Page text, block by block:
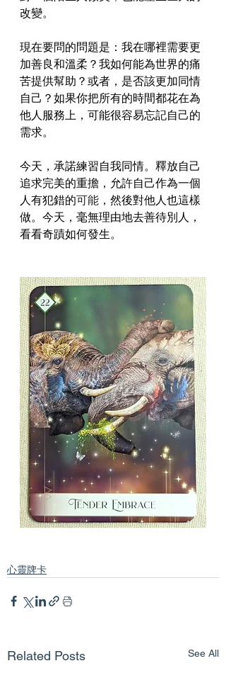
改變。
現在要問的問題是：我在哪裡需要更
加善良和溫柔？我如何能為世界的痛
苦提供幫助？或者，是否該更加同情
自己？如果你把所有的時間都花在為
他人服務上，可能很容易忘記自己的
需求。
今天，承諾練習自我同情。釋放自己
追求完美的重擔，允許自己作為一個
人有犯錯的可能 ，然後對他人也這樣
做。今天，毫無理由地去善待別人，
看看奇蹟如何發生。
心靈牌卡
Related Posts See All